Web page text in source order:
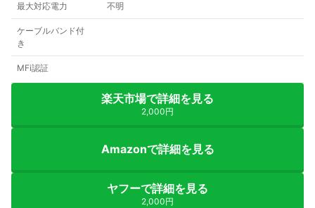
最大対応電力 不明
ケーブルバンド付
き
MFi認証
楽天市場で詳細を見る
2,000円
Amazonで詳細を見る
ヤフーで詳細を見る
2,000円